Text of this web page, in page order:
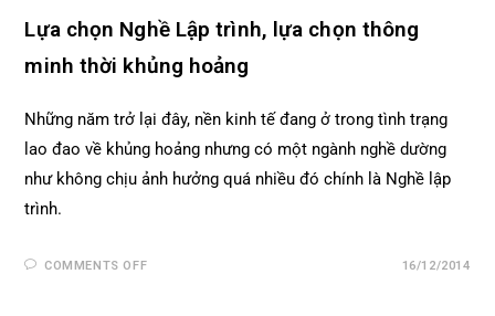
Lựa chọn Nghề Lập trình, lựa chọn thông
minh thời khủng hoảng
Những năm trở lại đây, nền kinh tế đang ở trong tình trạng
lao đao về khủng hoảng nhưng có một ngành nghề dường
như không chịu ảnh hưởng quá nhiều đó chính là Nghề lập
trình.
COMMENTS OFF 16/12/2014